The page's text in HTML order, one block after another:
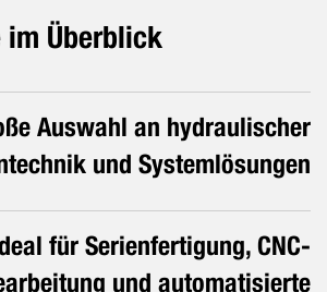
im Überblick
Auswahl an hydraulischer
und Systemlösungen
für Serienfertigung, CNC-
und automatisierte